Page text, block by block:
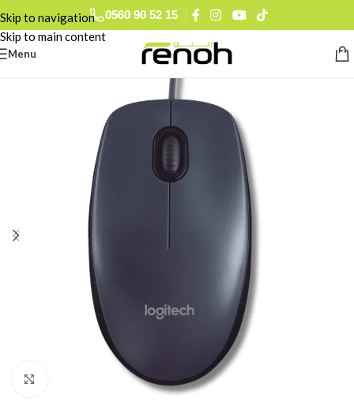
Skip to navigation
Skip to main content
0560 90 52 15
Menu